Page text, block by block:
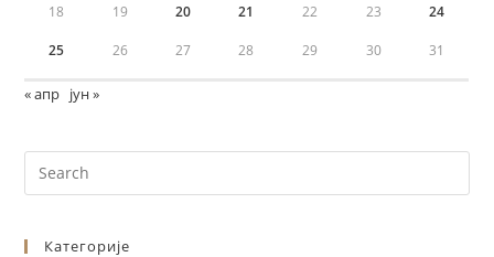
18 19 20 21 22 23 24
25 26 27 28 29 30 31
« апр јун »
Категорије